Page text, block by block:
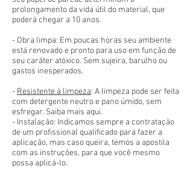
prolongamento da vida útil do material, que
poderá chegar a 10 anos.
- Obra limpa: Em poucas horas seu ambiente
está renovado e pronto para uso em função de
seu caráter atóxico. Sem sujeira, barulho ou
gastos inesperados.
- Resistente à limpeza: A limpeza pode ser feita
com detergente neutro e pano úmido, sem
esfregar. Saiba mais aqui.
- Instalação: Indicamos sempre a contratação
de um profissional qualificado para fazer a
aplicação, mas caso queira, temos a apostila
com as instruções, para que você mesmo
possa aplicá-lo.